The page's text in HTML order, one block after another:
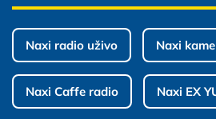
Naxi radio uživo Naxi
Naxi Caffe radio Naxi EX